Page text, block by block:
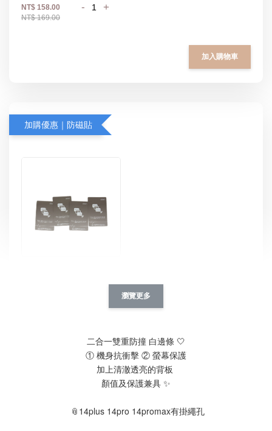
NT$ 158.00
NT$ 169.00
- +
加入購物車
加購優惠｜防磁貼
加購優惠｜設計師系列 滴膠支架
瀏覽更多
二合一雙重防撞 白邊條 🤍
① 機身抗衝擊 ② 螢幕保護
加上清澈透亮的背板
顏值及保護兼具 ✨
📎14plus 14pro 14promax有掛繩孔